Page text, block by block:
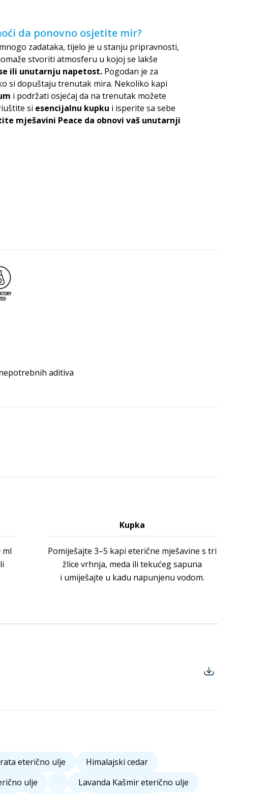
da ponovno osjetite mir?
zadataka, tijelo je u stanju pripravnosti,
stvoriti atmosferu u kojoj se lakše
ili unutarnju napetost. Pogodan je za
si dopuštaju trenutak mira. Nekoliko kapi
i podržati osjećaj da na trenutak možete
si esencijalnu kupku i isperite sa sebe
mješavini Peace da obnovi vaš unutarnji
aditiva
ml
Kupka
Pomiješajte 3–5 kapi eterične mješavine s tri
žlice vrhnja, meda ili tekućeg sapuna
i umiješajte u kadu napunjenu vodom.
eterično ulje
Himalajski cedar
ulje
Lavanda Kašmir eterično ulje